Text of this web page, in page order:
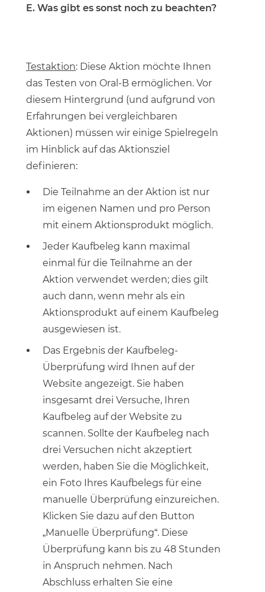
E. Was gibt es sonst noch zu beachten?
Testaktion: Diese Aktion möchte Ihnen
das Testen von Oral-B ermöglichen. Vor
diesem Hintergrund (und aufgrund von
Erfahrungen bei vergleichbaren
Aktionen) müssen wir einige Spielregeln
im Hinblick auf das Aktionsziel
definieren:
Die Teilnahme an der Aktion ist nur
im eigenen Namen und pro Person
mit einem Aktionsprodukt möglich.
Jeder Kaufbeleg kann maximal
einmal für die Teilnahme an der
Aktion verwendet werden; dies gilt
auch dann, wenn mehr als ein
Aktionsprodukt auf einem Kaufbeleg
ausgewiesen ist.
Das Ergebnis der Kaufbeleg-
Überprüfung wird Ihnen auf der
Website angezeigt. Sie haben
insgesamt drei Versuche, Ihren
Kaufbeleg auf der Website zu
scannen. Sollte der Kaufbeleg nach
drei Versuchen nicht akzeptiert
werden, haben Sie die Möglichkeit,
ein Foto Ihres Kaufbelegs für eine
manuelle Überprüfung einzureichen.
Klicken Sie dazu auf den Button
„Manuelle Überprüfung“. Diese
Überprüfung kann bis zu 48 Stunden
in Anspruch nehmen. Nach
Abschluss erhalten Sie eine